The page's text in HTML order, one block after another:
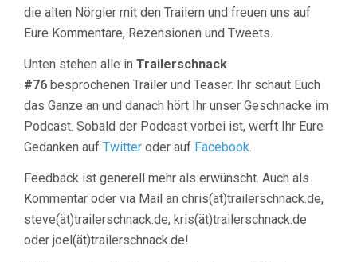
die alten Nörgler mit den Trailern und freuen uns auf
Eure Kommentare, Rezensionen und Tweets.
Unten stehen alle in Trailerschnack
#76 besprochenen Trailer und Teaser. Ihr schaut Euch
das Ganze an und danach hört Ihr unser Geschnacke im
Podcast. Sobald der Podcast vorbei ist, werft Ihr Eure
Gedanken auf Twitter oder auf Facebook.
Feedback ist generell mehr als erwünscht. Auch als
Kommentar oder via Mail an chris(ät)trailerschnack.de,
steve(ät)trailerschnack.de, kris(ät)trailerschnack.de
oder joel(ät)trailerschnack.de!